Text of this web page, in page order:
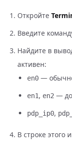
Откройте
Введите
Найдите в
активен:
en0 —
en1, en2 —
pdp_ip0,
В строке этого